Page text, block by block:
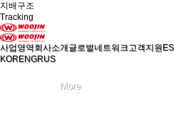
지배구조
Tracking
사업영역회사소개글로벌네트워크고객지원
KORENGRUS